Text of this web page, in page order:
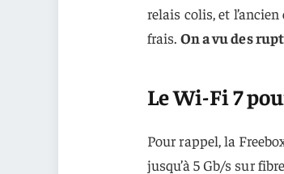
relais colis, et
frais. On a vu des
Le Wi-Fi 7
Pour rappel, la
jusqu’à 5 Gb/s sur